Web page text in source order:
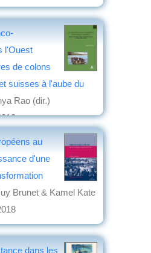
l'Ouest
de colons
suisses à l'aube du
Rao (dir.)
au
d'une
Brunet & Kamel Kate
dans les